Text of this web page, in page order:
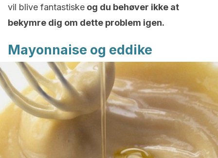
vil blive fantastiske og du behøver ikke at
bekymre dig om dette problem igen.
Mayonnaise og eddike